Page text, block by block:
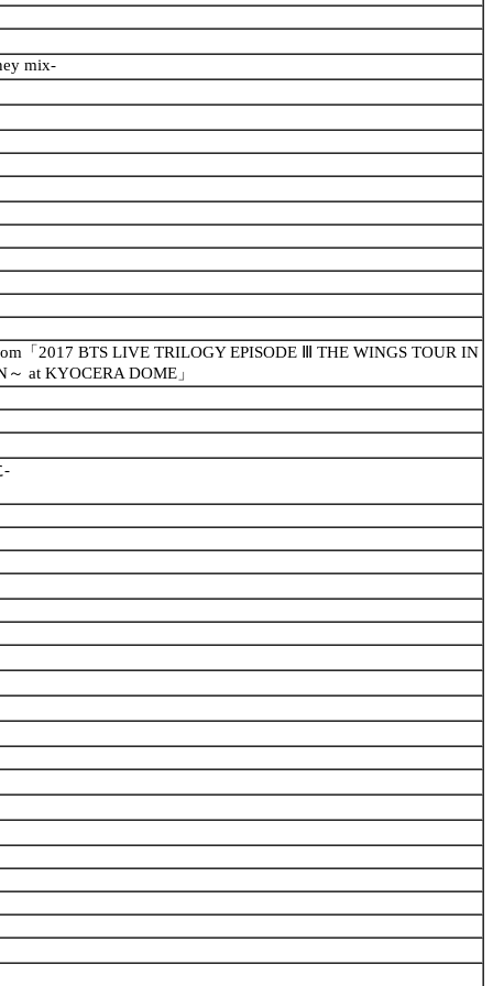
mix-
「2017 BTS LIVE TRILOGY EPISODE Ⅲ THE WINGS TOUR IN
at KYOCERA DOME」
-